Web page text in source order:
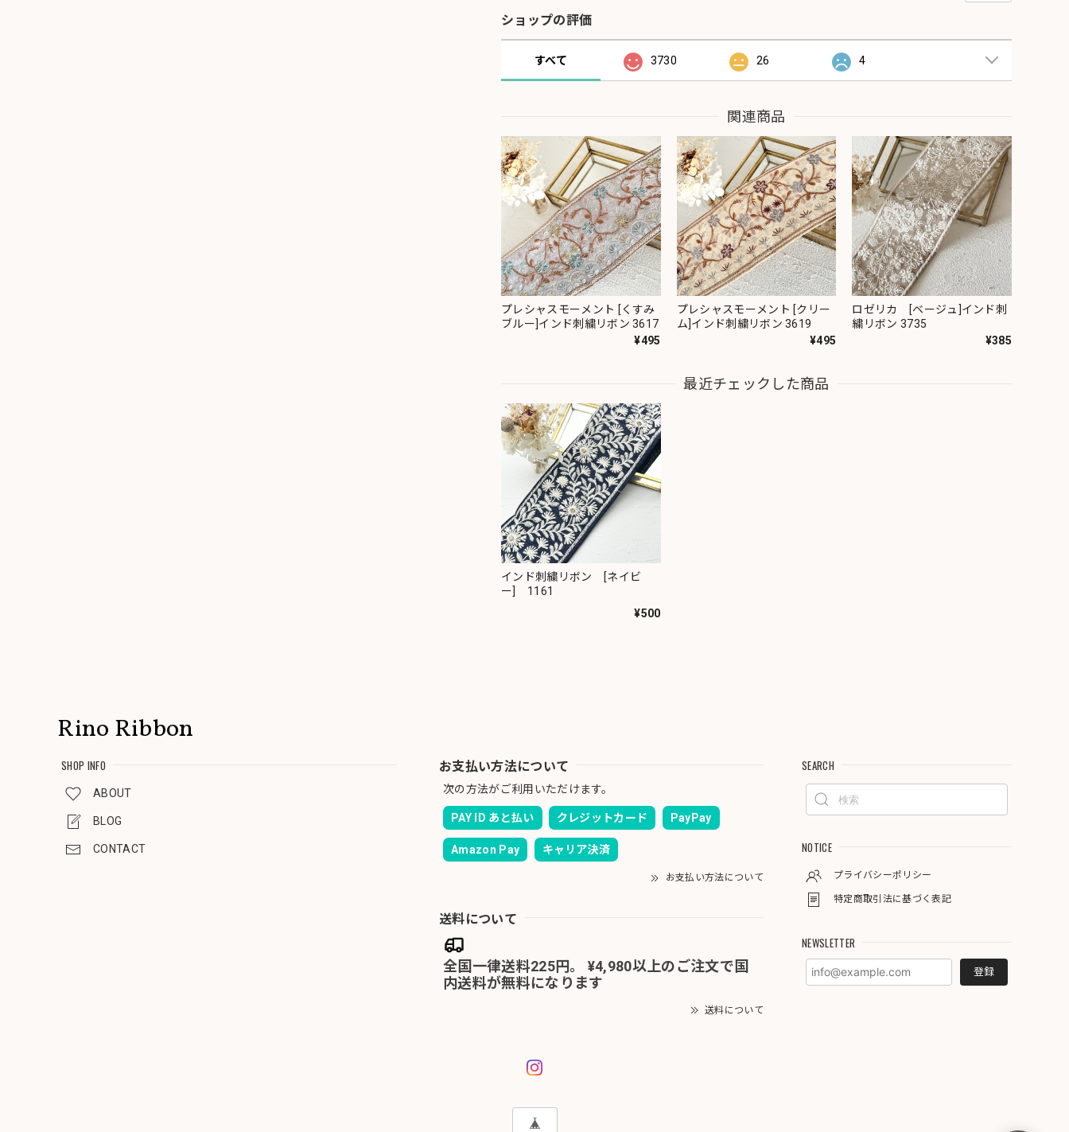
ショップの評価
すべて 3730 26 4
関連商品
プレシャスモーメント [くすみ
ブルー]インド刺繍リボン 3617
¥495
プレシャスモーメント [クリー
ム]インド刺繍リボン 3619
¥495
ロゼリカ [ベージュ]インド刺
繍リボン 3735
¥385
最近チェックした商品
インド刺繍リボン [ネイビ
ー] 1161
¥500
Rino Ribbon
SHOP INFO
ABOUT
BLOG
CONTACT
お支払い方法について
次の方法がご利用いただけます。
PAY ID あと払い クレジットカード PayPay
Amazon Pay キャリア決済
お支払い方法について
送料について
全国一律送料225円。 ¥4,980以上のご注文で国
内送料が無料になります
送料について
SEARCH
NOTICE
プライバシーポリシー
特定商取引法に基づく表記
NEWSLETTER
登録